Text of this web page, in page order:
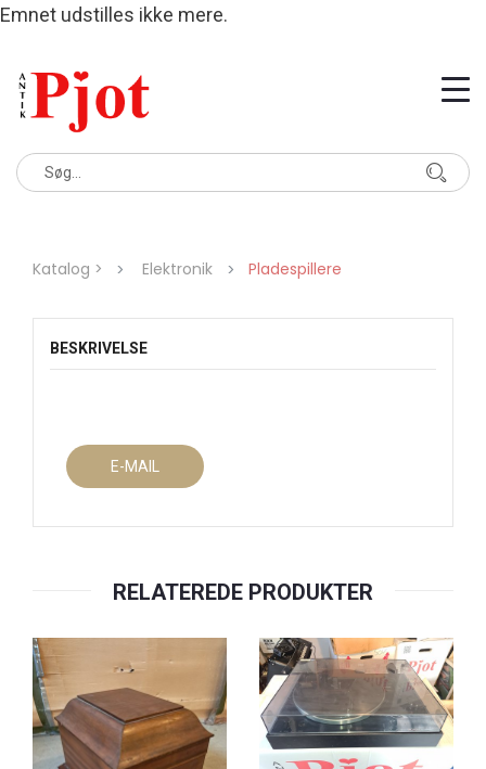
Emnet udstilles ikke mere.
Katalog > Elektronik Pladespillere
BESKRIVELSE
E-MAIL
RELATEREDE PRODUKTER